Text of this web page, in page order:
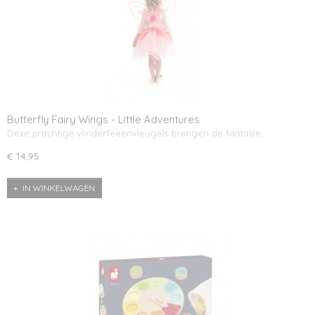
Butterfly Fairy Wings - Little Adventures
Deze prachtige vlinderfeeënvleugels brengen de fantasie…
€ 14,95
IN WINKELWAGEN